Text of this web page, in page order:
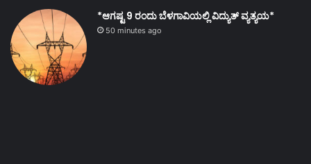
*ಆಗಷ್ಟ 9 ರಂದು ಬೆಳಗಾವಿಯಲ್ಲಿ ವಿದ್ಯುತ್ ವ್ಯತ್ಯಯ*
50 minutes ago